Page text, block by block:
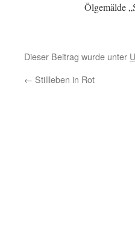
Ölgemälde
Dieser Beitrag wurde unter
← Stillleben in Rot